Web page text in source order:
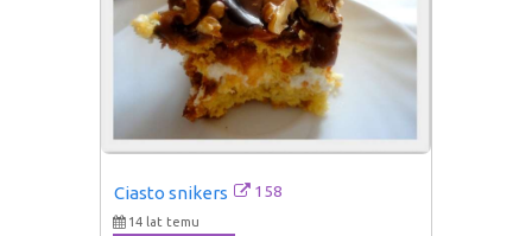
Ciasto snikers 158
14 lat temu